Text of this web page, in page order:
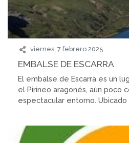
viernes, 7 febrero 2025
EMBALSE DE ESCARRA
El embalse de Escarra es un
el Pirineo aragonés, aún poco
espectacular entorno. Ubicado